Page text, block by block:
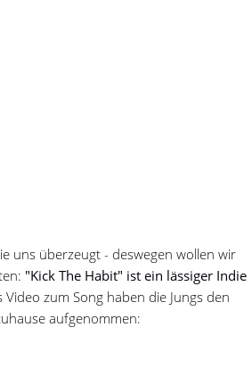
uns überzeugt - deswegen wollen wir
"Kick The Habit" ist ein lässiger Indie
Video zum Song haben die Jungs den
aufgenommen: